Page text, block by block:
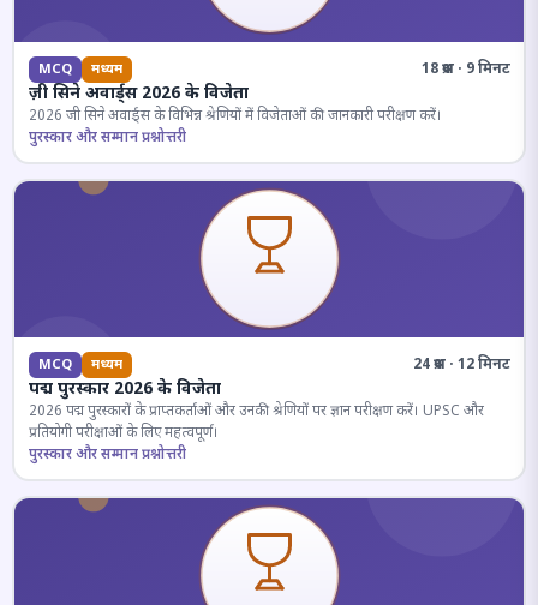
MCQ मध्यम 18 प्रश्न · 9 मिनट
ज़ी सिने अवार्ड्स 2026 के विजेता
2026 जी सिने अवार्ड्स के विभिन्न श्रेणियों में विजेताओं की जानकारी परीक्षण करें।
पुरस्कार और सम्मान प्रश्नोत्तरी
MCQ मध्यम 24 प्रश्न · 12 मिनट
पद्म पुरस्कार 2026 के विजेता
2026 पद्म पुरस्कारों के प्राप्तकर्ताओं और उनकी श्रेणियों पर ज्ञान परीक्षण करें। UPSC और
प्रतियोगी परीक्षाओं के लिए महत्वपूर्ण।
पुरस्कार और सम्मान प्रश्नोत्तरी